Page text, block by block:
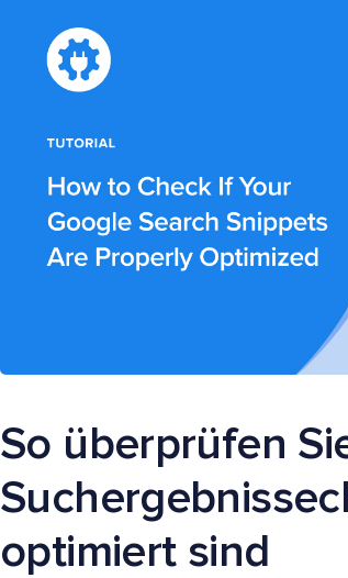
So überprüfen
optimiert sind